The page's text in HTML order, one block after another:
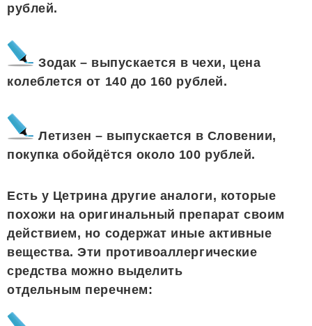
рублей.
Зодак – выпускается в чехи, цена
колеблется от 140 до 160 рублей.
Летизен – выпускается в Словении,
покупка обойдётся около 100 рублей.
Есть у Цетрина другие аналоги, которые
похожи на оригинальный препарат своим
действием, но содержат иные активные
вещества. Эти противоаллергические
средства можно выделить
отдельным перечнем: